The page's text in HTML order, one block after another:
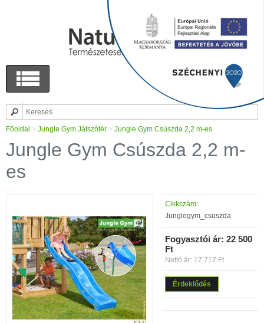
Főoldal > Jungle Gym Játszótér > Jungle Gym Csúszda 2,2 m-es
Jungle Gym Csúszda 2,2 m-
es
Cikkszám:
Junglegym_csuszda
Fogyasztói ár: 22 500
Ft
Nettó ár: 17 717 Ft
Érdeklődés